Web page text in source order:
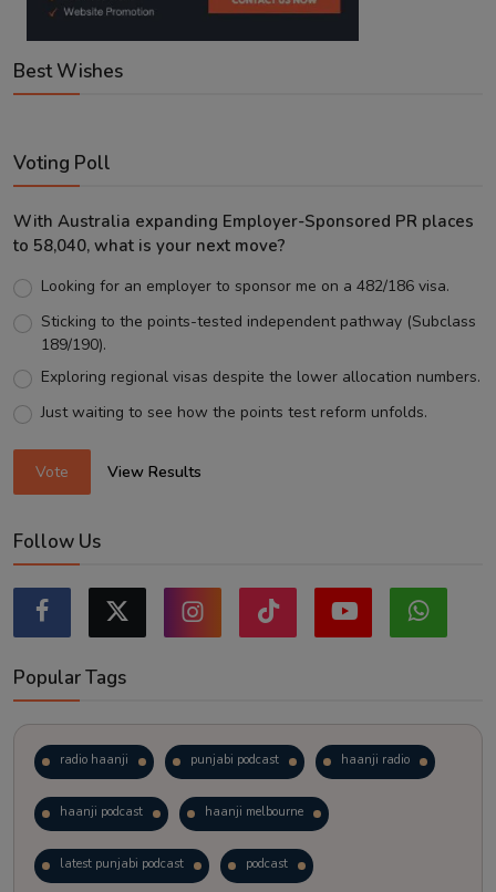
Best Wishes
Voting Poll
With Australia expanding Employer-Sponsored PR places
to 58,040, what is your next move?
Looking for an employer to sponsor me on a 482/186 visa.
Sticking to the points-tested independent pathway (Subclass
189/190).
Exploring regional visas despite the lower allocation numbers.
Just waiting to see how the points test reform unfolds.
Vote View Results
Follow Us
Popular Tags
radio haanji punjabi podcast haanji radio
haanji podcast haanji melbourne
latest punjabi podcast podcast